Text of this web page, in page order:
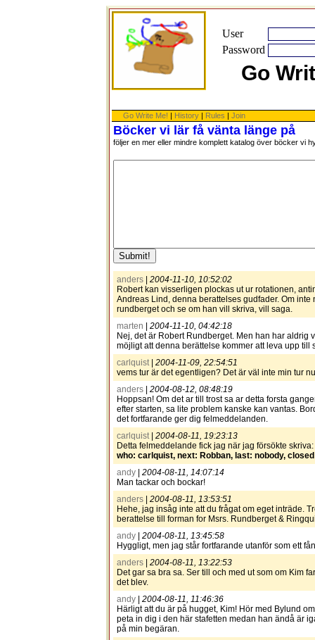
User
Password
Go
Go Write Me! | History | Rules | Join
Böcker vi lär få vänta länge på
följer en mer eller mindre komplett katalog över böcker vi
anders
2004-11-10, 10:52:02
Robert kan visserligen plockas ut ur rotationen,
Andreas Lind, denna berattelses gudfader. Om inte
rundberget och se om han vill skriva, vill saga.
marten
2004-11-10, 04:42:18
Nej, det är Robert Rundberget. Men han har aldrig
möjligt att denna berättelse kommer att leva upp till
carlquist| 2004-11-09, 22:54:51
vems tur är det egentligen? Det är väl inte min tur
anders
2004-08-12, 08:48:19
Hoppsan! Om det ar till trost sa ar detta forsta
efter starten, sa lite problem kanske kan vantas.
det fortfarande ger dig felmeddelanden.
carlquist| 2004-08-11, 19:23:13
Detta felmeddelande fick jag när jag försökte skriva:
who: carlquist, next: Robban, last: nobody,
andy
2004-08-11, 14:07:14
Man tackar och bockar!
anders
2004-08-11, 13:53:51
Hehe, jag insåg inte att du frågat om eget inträde.
berattelse till forman for Msrs. Rundberget &
andy
2004-08-11, 13:45:58
Hyggligt, men jag står fortfarande utanför som ett
anders
2004-08-11, 13:22:53
Det gar sa bra sa. Ser till och med ut som om Kim
det blev.
andy
2004-08-11, 11:46:36
Härligt att du är på hugget, Kim! Hör med Bylund
peta in dig i den här stafetten medan han ändå är
på min begäran.